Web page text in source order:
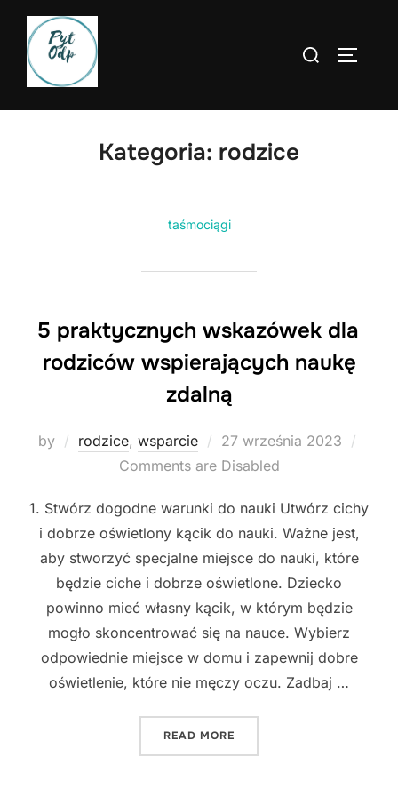
Skip
content
Search
Kategoria: rodzice
taśmociągi
5 praktycznych wskazówek dla
rodziców wspierających naukę
zdalną
by rodzice, wsparcie
Posted
on
27 września 2023
Comments are Disabled
1. Stwórz dogodne warunki do nauki Utwórz cichy
i dobrze oświetlony kącik do nauki. Ważne jest,
aby stworzyć specjalne miejsce do nauki, które
będzie ciche i dobrze oświetlone. Dziecko
powinno mieć własny kącik, w którym będzie
mogło skoncentrować się na nauce. Wybierz
odpowiednie miejsce w domu i zapewnij dobre
oświetlenie, które nie męczy oczu. Zadbaj …
READ MORE